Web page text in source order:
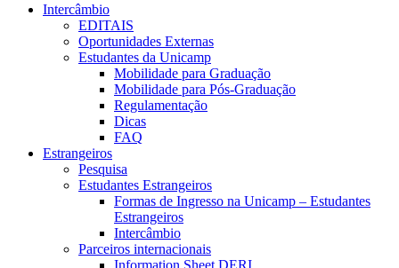
Intercâmbio
EDITAIS
Oportunidades Externas
Estudantes da Unicamp
Mobilidade para Graduação
Mobilidade para Pós-Graduação
Regulamentação
Dicas
FAQ
Estrangeiros
Pesquisa
Estudantes Estrangeiros
Formas de Ingresso na Unicamp – Estudantes
Estrangeiros
Intercâmbio
Parceiros internacionais
Information Sheet DERI